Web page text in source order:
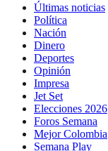
Últimas noticias
Política
Nación
Dinero
Deportes
Opinión
Impresa
Jet Set
Elecciones 2026
Foros Semana
Mejor Colombia
Semana Play